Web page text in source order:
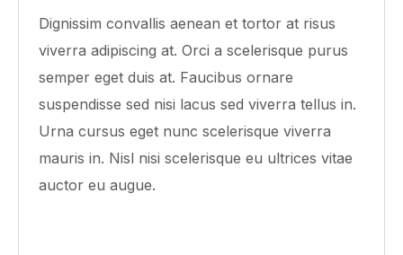
Dignissim convallis aenean et tortor at risus
viverra adipiscing at. Orci a scelerisque purus
semper eget duis at. Faucibus ornare
suspendisse sed nisi lacus sed viverra tellus in.
Urna cursus eget nunc scelerisque viverra
mauris in. Nisl nisi scelerisque eu ultrices vitae
auctor eu augue.